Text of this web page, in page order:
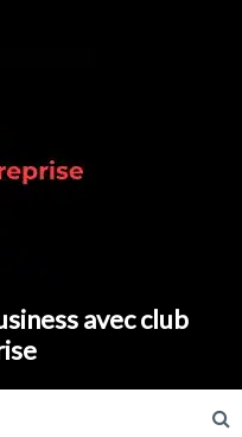
avec club